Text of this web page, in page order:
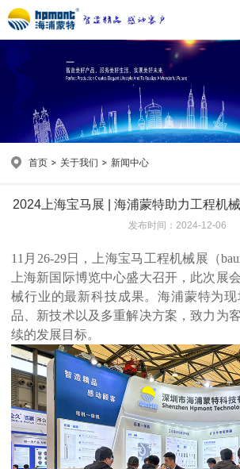
首页 关于我们 新闻中心
2024上海宝马展 | 海浦蒙特助力工程机
发布时间：2024-12-06
11月26-29日，上海宝马工程机械展（
上海新国际博览中心盛大召开，此次展
械行业的最新科技成果。海浦蒙特为
品、新技术以及多重解决方案，致力为
续的发展目标。